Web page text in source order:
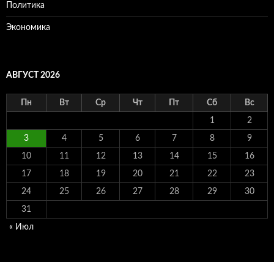
Политика
Экономика
АВГУСТ 2026
Пн Вт Ср Чт Пт Сб Вс
1 2
3 4 5 6 7 8 9
10 11 12 13 14 15 16
17 18 19 20 21 22 23
24 25 26 27 28 29 30
31
« Июл